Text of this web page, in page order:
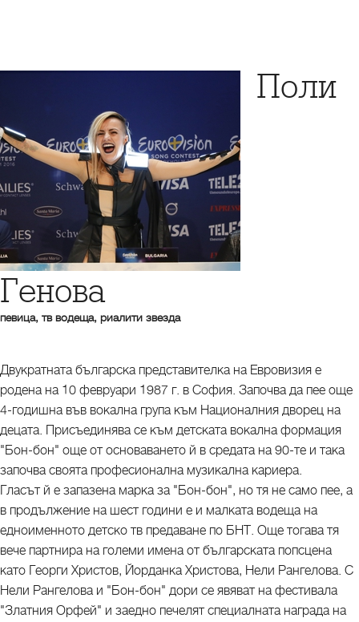
Поли
Генова
певица, тв водеща, риалити звезда
Двукратната българска представителка на Евровизия е
родена на 10 февруари 1987 г. в София. Започва да пее още
4-годишна във вокална група към Националния дворец на
децата. Присъединява се към детската вокална формация
"Бон-бон" още от основаването й в средата на 90-те и така
започва своята професионална музикална кариера.
Гласът й е запазена марка за "Бон-бон", но тя не само пее, а
в продължение на шест години е и малката водеща на
едноименното детско тв предаване по БНТ. Още тогава тя
вече партнира на големи имена от българската попсцена
като Георги Христов, Йорданка Христова, Нели Рангелова. С
Нели Рангелова и "Бон-бон" дори се явяват на фестивала
"Златния Орфей" и заедно печелят специалната награда на